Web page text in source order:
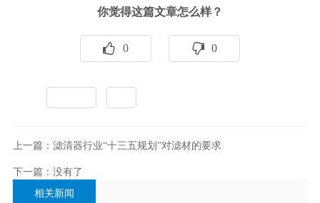
你觉得这篇文章怎么样？
0 0
上一篇：滤清器行业“十三五规划”对滤材的要求
下一篇：没有了
相关新闻